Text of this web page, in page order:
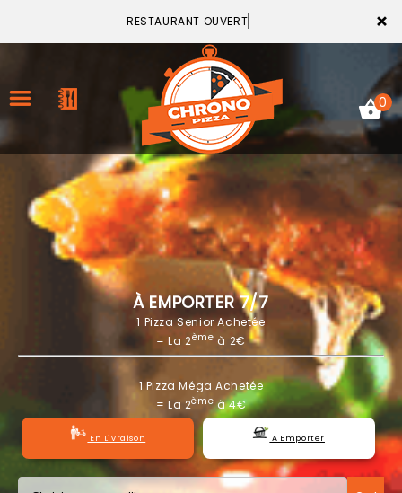
×
RESTAURANT OUVERT
ACCUEIL
LA CARTE
VOTRE COMPTE
NOTRE RESTAURANT
VOS AVIS
MENTIONS LÉGALES
0
À EMPORTER 7/7
1 Pizza Senior Achetée
= La 2ème à 2€
1 Pizza Méga Achetée
= La 2èmeà 4€
En Livraison A Emporter